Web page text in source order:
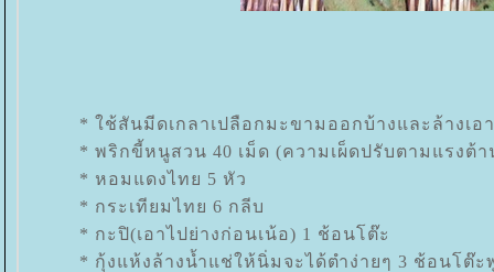
* ใช้สันมีดเกลาเปลือกมะขามออกบ้างและล้างเอ
* พริกขี้หนูสวน 40 เม็ด (ความเผ็ดปรับตามแรงต้
* หอมแดงไทย 5 หัว
* กระเทียมไทย 6 กลีบ
* กะปิ(เอาไปย่างก่อนเน้อ) 1 ช้อนโต๊ะ
* กุ้งแห้งล้างน้ำแช่ให้นิ่มจะได้ตำง่ายๆ 3 ช้อนโต๊ะ